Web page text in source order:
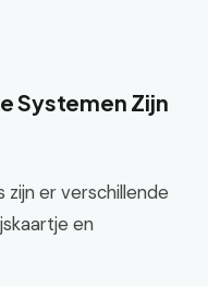
Systemen Zijn
zijn er verschillende
en